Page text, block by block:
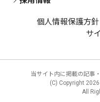
個人情報保護方針
サ
当サイト内に掲載の記事
(C) Copyright 2026
All